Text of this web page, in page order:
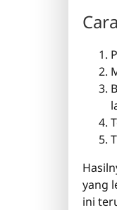
yang
ini